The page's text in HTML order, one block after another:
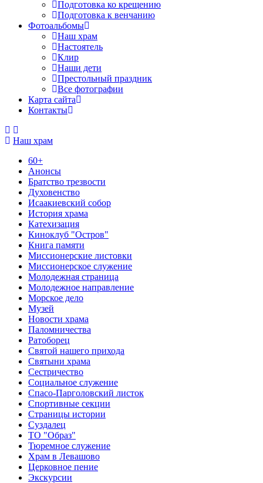
Подготовка ко крещению
Подготовка к венчанию
Фотоальбомы
Наш храм
Настоятель
Клир
Наши дети
Престольный праздник
Все фотографии
Карта сайта
Контакты
Наш храм
60+
Анонсы
Братство трезвости
Духовенство
Исаакиевский собор
История храма
Катехизация
Киноклуб "Остров"
Книга памяти
Миссионерские листовки
Миссионерское служение
Молодежная страница
Молодежное направление
Морское дело
Музей
Новости храма
Паломничества
Ратоборец
Святой нашего прихода
Святыни храма
Сестричество
Социальное служение
Спасо-Парголовский листок
Спортивные секции
Страницы истории
Суздалец
ТО "Образ"
Тюремное служение
Храм в Левашово
Церковное пение
Экскурсии